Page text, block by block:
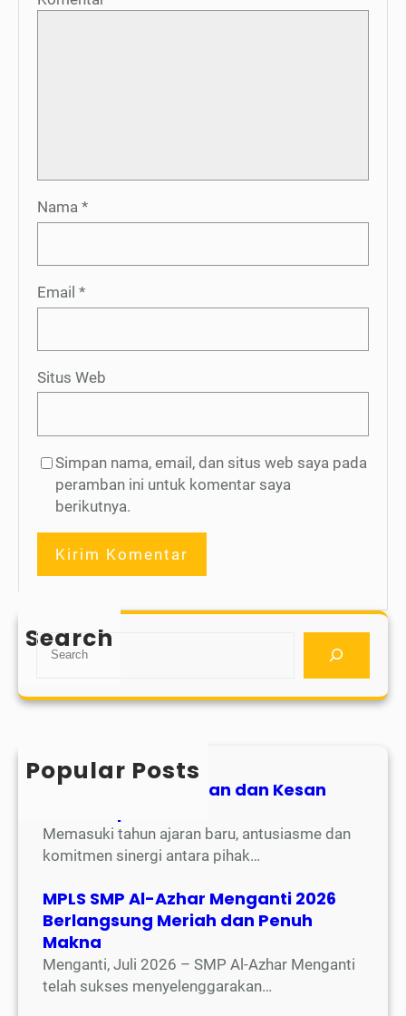
Nama *
Email *
Situs Web
Simpan nama, email, dan situs web saya pada
peramban ini untuk komentar saya
berikutnya.
Search
Popular Posts
Parent Talk : Harapan dan Kesan
Memasuki tahun ajaran baru, antusiasme dan
komitmen sinergi antara pihak…
MPLS SMP Al-Azhar Menganti 2026
Berlangsung Meriah dan Penuh
Makna
Menganti, Juli 2026 – SMP Al-Azhar Menganti
telah sukses menyelenggarakan…